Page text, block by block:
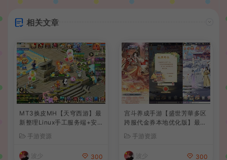
相关文章
MT3换皮MH【天穹西游】最
新整理Linux手工服务端+安
卓苹果双端+GM后台+详细搭
建教程+全套源码+视频教程
手游资源
波少 300
宫斗养成手游【盛世芳華多区
跨服代金券本地优化版】最新
整理单机一键即玩端+Linux
手工服务端+CDK授权后台
+安卓+详细搭建教程
手游资源
波少 300